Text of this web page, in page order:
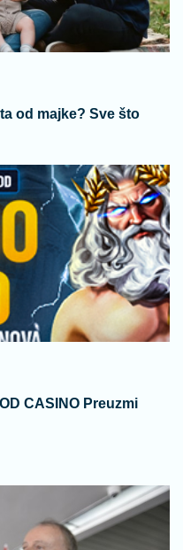
od majke? Sve što
CASINO Preuzmi